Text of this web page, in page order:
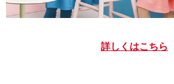
詳しくはこちら